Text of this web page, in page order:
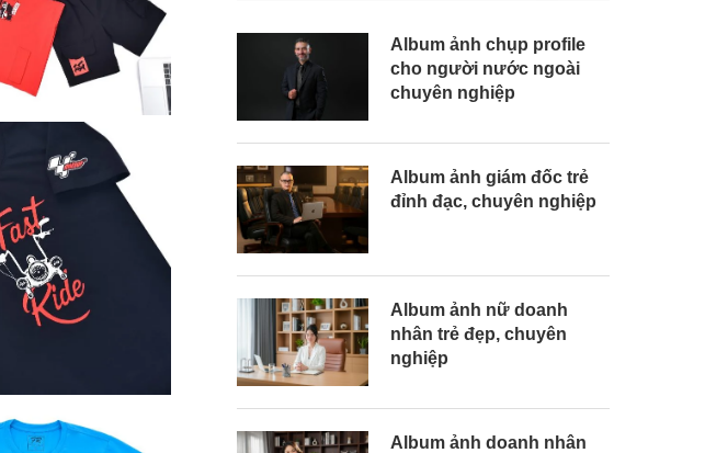
Album ảnh chụp profile
cho người nước ngoài
chuyên nghiệp
Album ảnh giám đốc trẻ
đỉnh đạc, chuyên nghiệp
Album ảnh nữ doanh
nhân trẻ đẹp, chuyên
nghiệp
Album ảnh doanh nhân